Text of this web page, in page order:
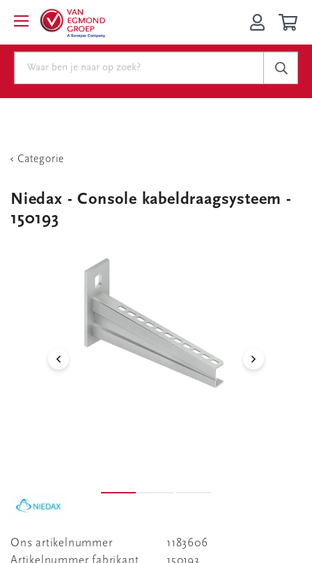
Categorie
Niedax - Console kabeldraagsysteem -
150193
Ons artikelnummer
1183606
Artikelnummer fabrikant
150193